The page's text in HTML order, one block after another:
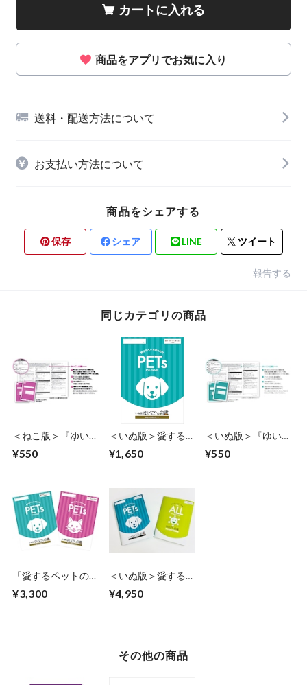
カートに入れる
商品をアプリでお気に入り
送料・配送方法について
お支払い方法について
商品をシェアする
保存 シェア LINE ツイート
報告する
同じカテゴリの商品
＜ねこ版＞『ゆいご
の方のための追加シ
¥550
＜いぬ版＞愛するペ
ごん白書®』
¥1,650
＜いぬ版＞『ゆいご
の方のための追加シ
¥550
「愛するペットのた
®』」のいぬ版・ね
¥3,300
＜いぬ版＞愛するペ
ごん白書®』＋『ゆ
¥4,950
その他の商品